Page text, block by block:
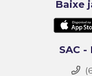
Baixe
SAC -